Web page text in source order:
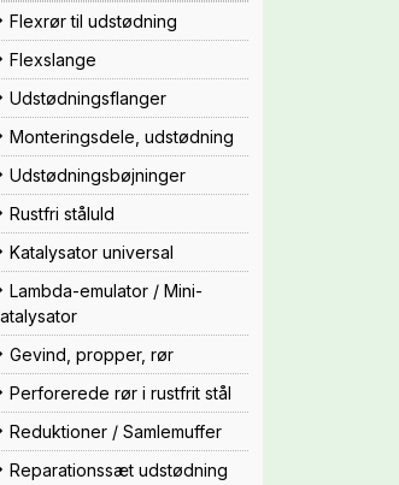
Flexrør til udstødning
Flexslange
Udstødningsflanger
Monteringsdele, udstødning
Udstødningsbøjninger
Rustfri ståluld
Katalysator universal
Lambda-emulator / Mini-
Gevind, propper, rør
Perforerede rør i rustfrit stål
Reduktioner / Samlemuffer
Reparationssæt udstødning